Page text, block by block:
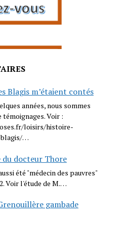
Blagis m’étaient contés
années, nous sommes
Voir :
loisirs/histoire-
blagis/…
du docteur Thore
été "médecin des pauvres"
Voir l'étude de M.…
gambade